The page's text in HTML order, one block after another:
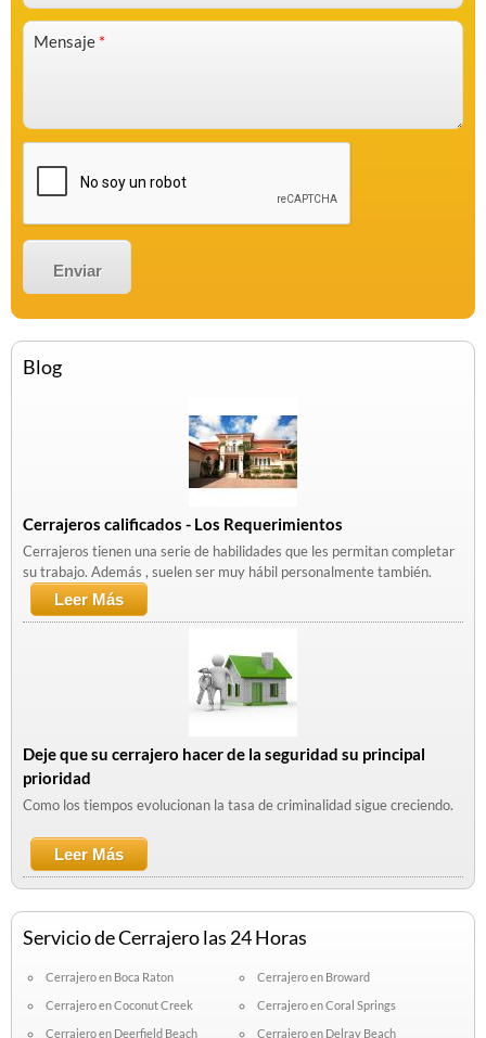
Mensaje *
Blog
Cerrajeros calificados - Los Requerimientos
Cerrajeros tienen una serie de habilidades que les permitan completar
su trabajo. Además , suelen ser muy hábil personalmente también.
Leer Más
Requerimientos
Deje que su cerrajero hacer de la seguridad su principal
prioridad
Como los tiempos evolucionan la tasa de criminalidad sigue creciendo.
Leer Más
Seguridad Su Principal Prioridad
Servicio de Cerrajero las 24 Horas
Cerrajero en Boca Raton
Cerrajero en Broward
Cerrajero en Coconut Creek
Cerrajero en Coral Springs
Cerrajero en Deerfield Beach
Cerrajero en Delray Beach